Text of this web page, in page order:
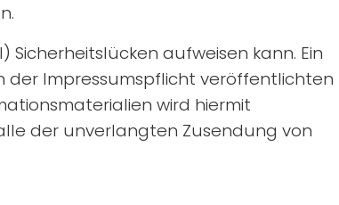
aufweisen kann. Ein
der Impressumspflicht veröffentlichten
wird hiermit
der unverlangten Zusendung von